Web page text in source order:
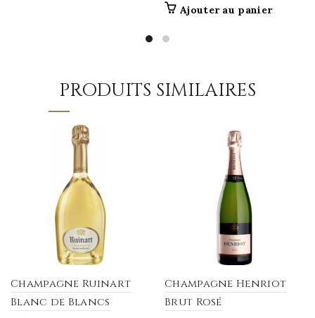
Ajouter au panier
PRODUITS SIMILAIRES
Champagne Ruinart
Blanc de Blancs
Champagne Henriot
Brut Rosé